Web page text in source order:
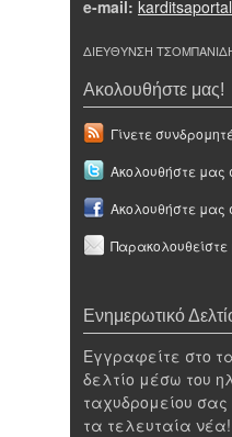
e-mail:
ΔΙΕΥΘΥΝΣΗ
Ακολουθήστε μας!
Γίνετε
Ακολουθήστε μας
Ακολουθήστε μας
Ενημερωτικό
Εγγραφείτε στο
δελτίο μέσω του
ταχυδρομείου
τα τελευταία νέα!